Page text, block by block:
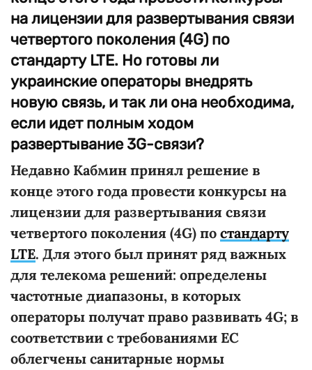
на лицензии для развертывания связи
четвертого поколения (4G) по
стандарту LTE. Но готовы ли
украинские операторы внедрять
новую связь, и так ли она необходима,
если идет полным ходом
развертывание 3G-связи?
Недавно Кабмин принял решение в
конце этого года провести конкурсы на
лицензии для развертывания связи
четвертого поколения (4G) по стандарту
LTE. Для этого был принят ряд важных
для телекома решений: определены
частотные диапазоны, в которых
операторы получат право развивать 4G; в
соответствии с требованиями ЕС
облегчены санитарные нормы